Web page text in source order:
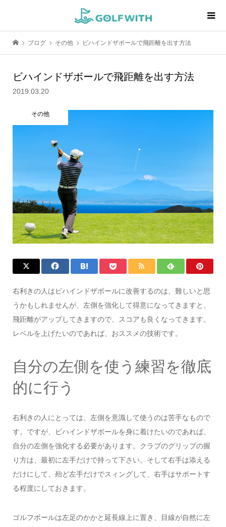
ブログ その他 ビハインドザボールで飛距離を出す方法
ビハインドザボールで飛距離を出す方法
2019.03.20
その他
右利きの人はビハインドザボールに改善するのは、難しいと思
うかもしれませんが、左側を強化して得意になってきますと、
飛距離がアップしてきますので、スコアも良くなってきます。
レベルを上げたいのであれば、おススメの技術です。
自分の左側を使う練習を徹底
的に行う
右利きの人にとっては、左側を意識して使うのは苦手なもので
す。ですが、ビハインドザボールを身に着けたいのであれば、
自分の左側を強化する必要があります。クラブのグリップの握
り方は、最初に左手だけで持って下さい。そして右手は添える
だけにして、殆ど左手だけでスィングして、右手はサポートす
る程度にしておきます。
ゴルフボールは左足のかかと延長線上に置き、目線が自然に左